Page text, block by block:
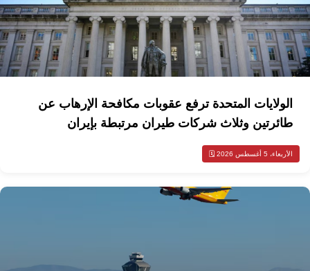
الولايات المتحدة ترفع عقوبات مكافحة الإرهاب عن
طائرتين وثلاث شركات طيران مرتبطة بإيران
الأربعاء، 5 أغسطس 2026 🗓️